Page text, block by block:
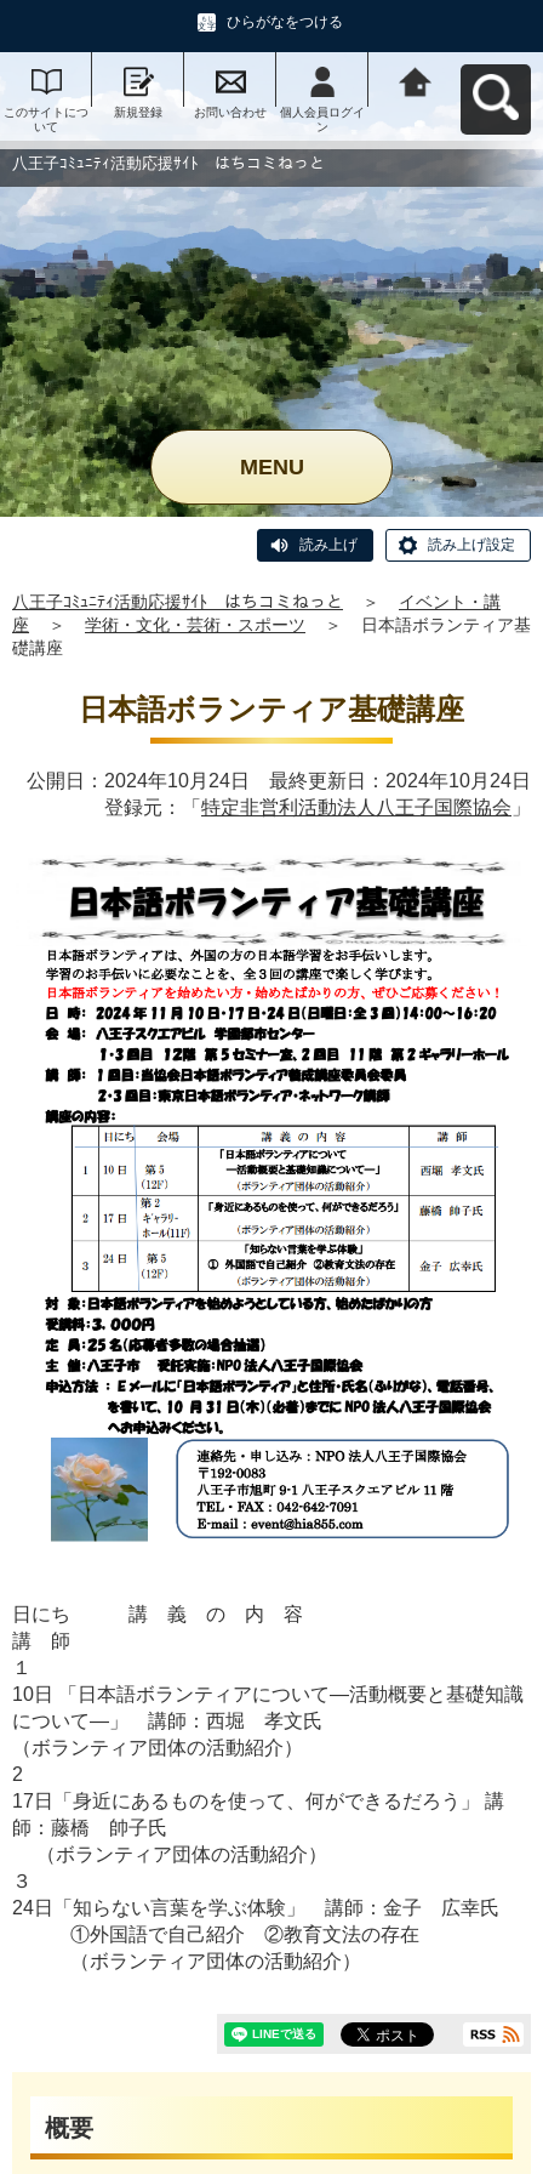
ひらがなをつける
このサイトにつ
いて
新規登録 お問い合わせ
個人会員ログイ
ン
動応援ｻｲﾄ はち
コミねっとへ戻
八王子ｺﾐｭﾆﾃｨ活動応援ｻｲﾄ はちコミねっと
MENU
読み上げ 読み上げ設定
八王子ｺﾐｭﾆﾃｨ活動応援ｻｲﾄ はちコミねっと ＞
イベント・講
座
＞ 学術・文化・芸術・スポーツ ＞
日本語ボランティア基
礎講座
日本語ボランティア基礎講座
公開日：2024年10月24日 最終更新日：2024年10月24日
登録元：「 特定非営利活動法人八王子国際協会 」
日にち 講 義 の 内 容
講 師
１
10日 「日本語ボランティアについて―活動概要と基礎知識
について―」 講師：西堀 孝文氏
（ボランティア団体の活動紹介）
2
17日「身近にあるものを使って、何ができるだろう」 講
師：藤橋 帥子氏
（ボランティア団体の活動紹介）
３
24日「知らない言葉を学ぶ体験」 講師：金子 広幸氏
①外国語で自己紹介 ②教育文法の存在
（ボランティア団体の活動紹介）
概要